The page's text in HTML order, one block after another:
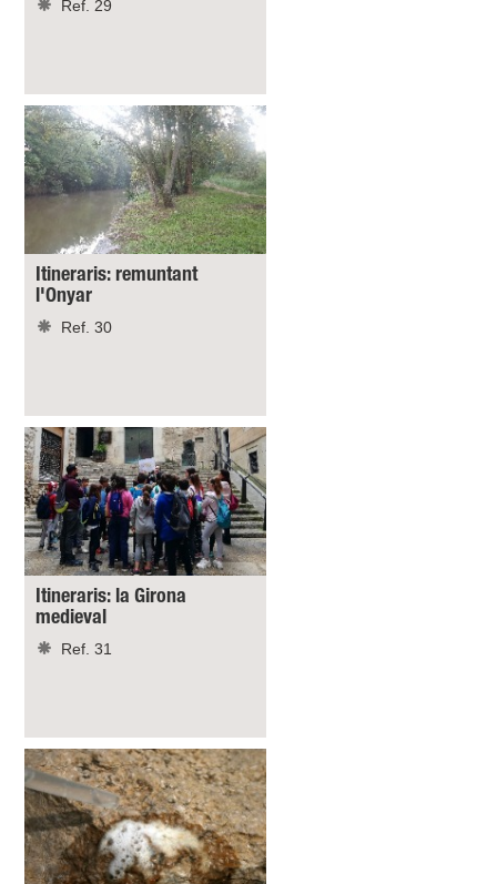
Ref. 29
Itineraris: remuntant
l'Onyar
Ref. 30
Itineraris: la Girona
medieval
Ref. 31